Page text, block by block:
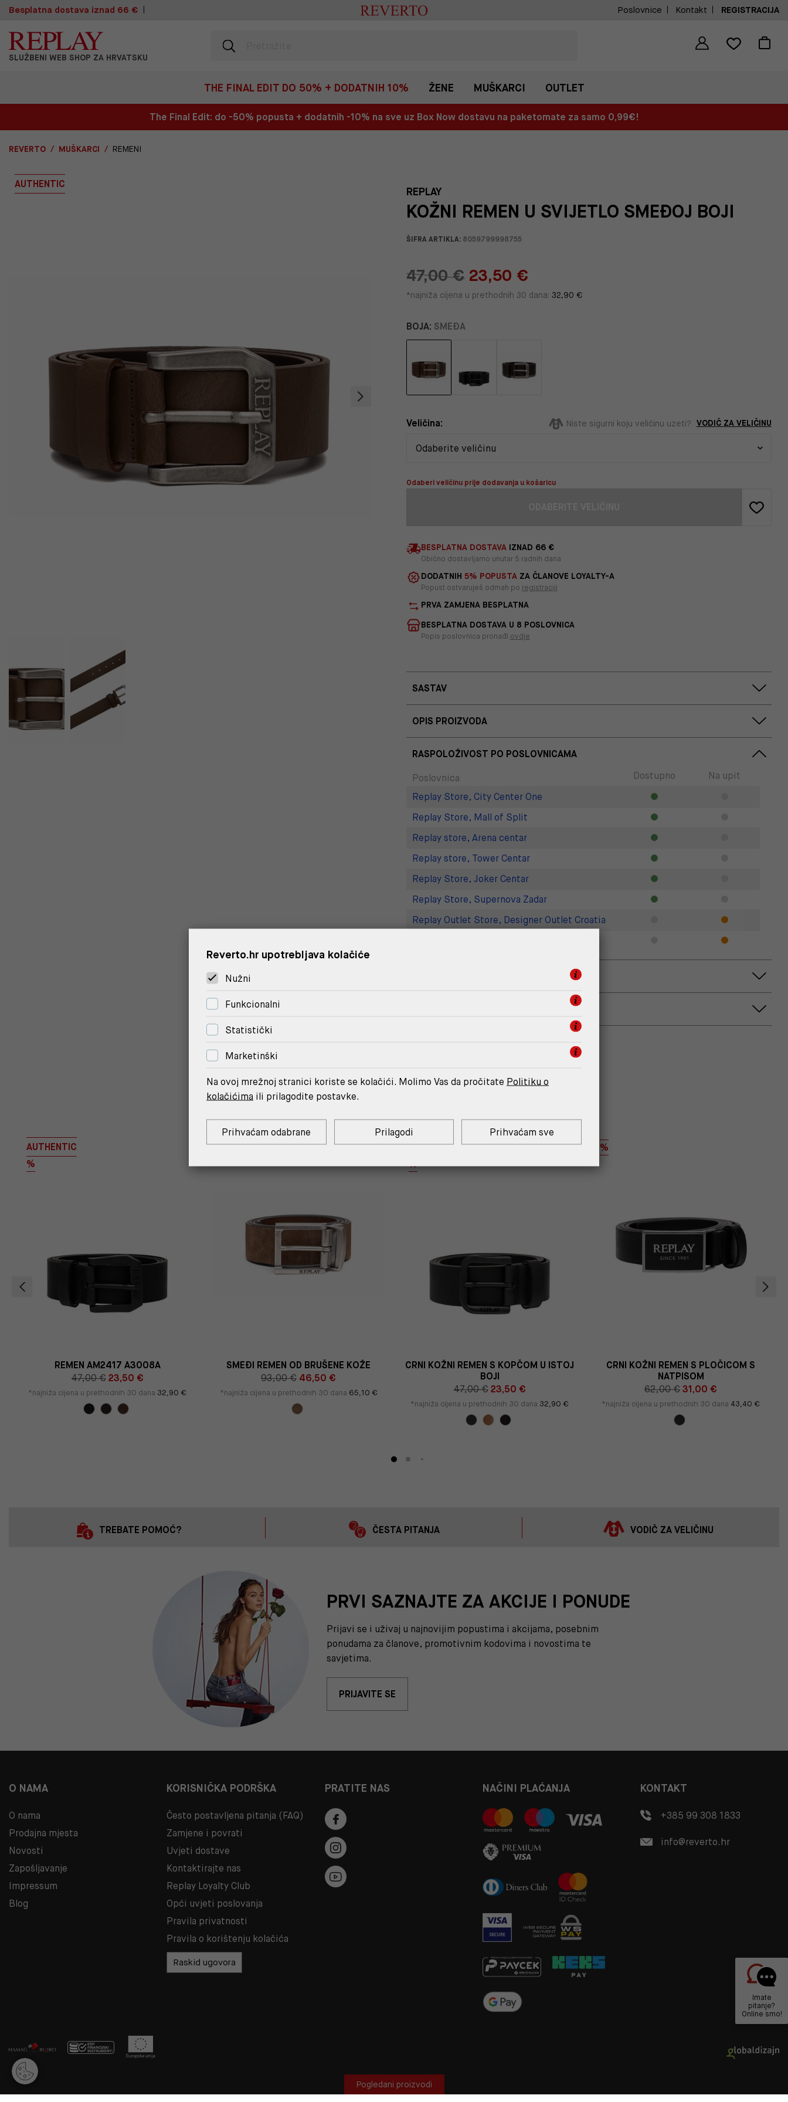
Besplatna dostava iznad 66 € Poslovnice Kontakt REGISTRACIJA
SLUŽBENI WEB SHOP ZA HRVATSKU
THE FINAL EDIT DO 50% + DODATNIH 10% ŽENE MUŠKARCI OUTLET
The Final Edit: do -50% popusta + dodatnih -10% na sve uz Box Now dostavu na paketomate za samo 0,99€!
REVERTO MUŠKARCI REMENI
AUTHENTIC
REPLAY
KOŽNI REMEN U SVIJETLO SMEĐOJ BOJI
ŠIFRA ARTIKLA:8059799998755
47,00 € 23,50 €
*najniža cijena u prethodnih 30 dana: 32,90 €
BOJA: SMEĐA
Veličina: Niste sigurni koju veličinu uzeti? VODIČ ZA VELIČINU
Odaberi veličinu prije dodavanja u košaricu
BESPLATNA DOSTAVAIZNAD 66 €
Obično dostavljamo unutar 5 radnih dana
DODATNIH 5% POPUSTAZA ČLANOVE LOYALTY-A
Popust ostvaruješ odmah po registraciji
PRVA ZAMJENA BESPLATNA
BESPLATNA DOSTAVA U 8 POSLOVNICA
Popis poslovnica pronađi ovdje
SASTAV
OPIS PROIZVODA
RASPOLOŽIVOST PO POSLOVNICAMA
Poslovnica
Dostupno
Na upit
Replay Store, City Center One
Replay Store, Mall of Split
Replay store, Arena centar
Replay store, Tower Centar
Replay Store, Joker Centar
Replay Store, Supernova Zadar
Replay Outlet Store, Designer Outlet Croatia
MOŽDA ĆE TI SE SVIDJETI
AUTHENTIC
%
REMEN AM2417 A3008A
47,00 € 23,50 €
*najniža cijena u prethodnih 30 dana 32,90 €
%
SMEĐI REMEN OD BRUŠENE KOŽE
93,00 € 46,50 €
*najniža cijena u prethodnih 30 dana 65,10 €
AUTHENTIC
%
CRNI KOŽNI REMEN S KOPČOM U ISTOJ
BOJI
47,00 € 23,50 €
*najniža cijena u prethodnih 30 dana 32,90 €
%
CRNI KOŽNI REMEN S PLOČICOM S
NATPISOM
62,00 €31,00 €
*najniža cijena u prethodnih 30 dana 43,40 €
TREBATE POMOĆ? ČESTA PITANJA VODIČ ZA VELIČINU
PRVI SAZNAJTE ZA AKCIJE I PONUDE
Prijavi se i uživaj u najnovijim popustima i akcijama, posebnim
ponudama za članove, promotivnim kodovima i novostima te
savjetima.
PRIJAVITE SE
O NAMA
O nama
Prodajna mjesta
Novosti
Zapošljavanje
Impressum
Blog
KORISNIČKA PODRŠKA
Često postavljena pitanja (FAQ)
Zamjene i povrati
Uvjeti dostave
Kontaktirajte nas
Replay Loyalty Club
Opći uvjeti poslovanja
Pravila privatnosti
Pravila o korištenju kolačića
Raskid ugovora
PRATITE NAS NAČINI PLAĆANJA KONTAKT
+385 99 308 1833
info@reverto.hr
Pogledani proizvodi
Imate
pitanje?
Online smo!
Reverto.hr upotrebljava kolačiće
Nužni
Funkcionalni
Statistički
Marketinški
Na ovoj mrežnoj stranici koriste se kolačići. Molimo Vas da pročitate Politiku o
kolačićima ili prilagodite postavke.
Prihvaćam odabrane Prilagodi Prihvaćam sve